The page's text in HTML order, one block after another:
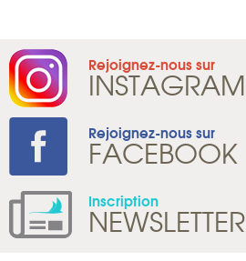
Rejoignez-nous sur
INSTAGRAM
Rejoignez-nous sur
FACEBOOK
Inscription
NEWSLETTER